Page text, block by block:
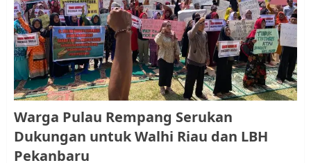
1
Dukungan untuk Walhi Riau
dan LBH Pekanbaru
AGUSTUS 9, 2026 0
Pemko Batam Tegaskan RT dan
RW bukan Petugas Pendataan
dan Pemungutan Pajak
Warga Pulau Rempang Serukan
Dukungan untuk Walhi Riau dan LBH
Pekanbaru